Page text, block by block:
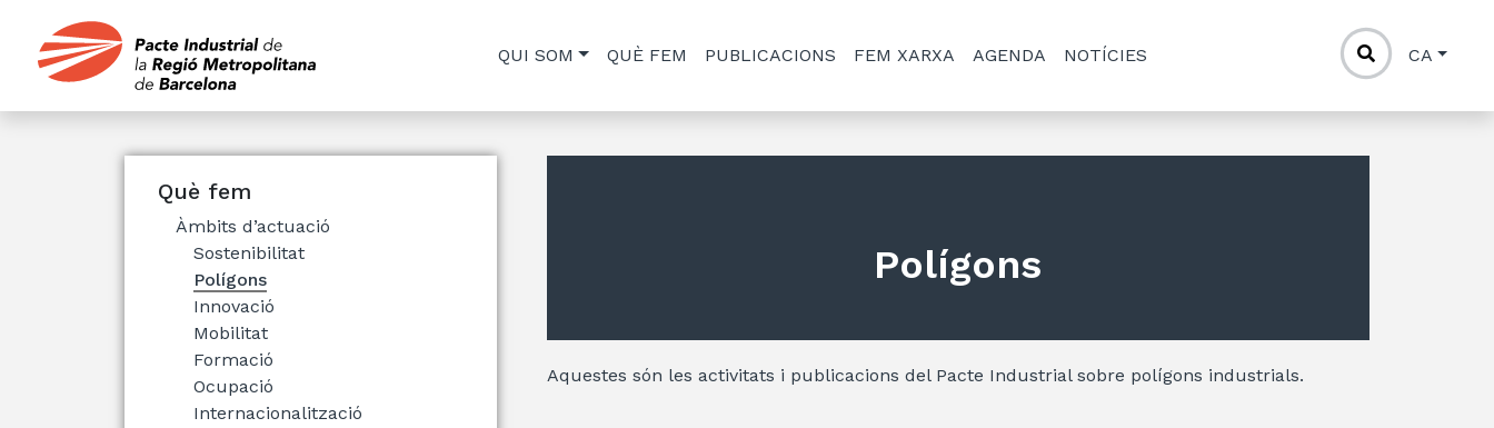
QUI SOM QUÈ FEM PUBLICACIONS FEM XARXA AGENDA NOTÍCIES CA
Què fem
Àmbits d’actuació
Sostenibilitat
Polígons
Innovació
Mobilitat
Formació
Ocupació
Internacionalització
Polígons
Aquestes són les activitats i publicacions del Pacte Industrial sobre polígons industrials.